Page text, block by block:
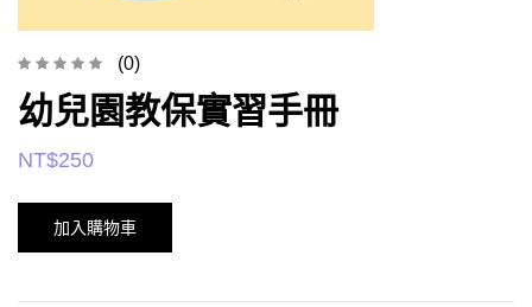
(0)
幼兒園教保實習手冊
NT$250
加入購物車